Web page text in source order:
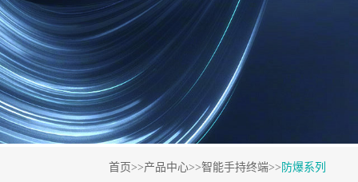
首页>>产品中心>>智能手持终端>> 防爆系列